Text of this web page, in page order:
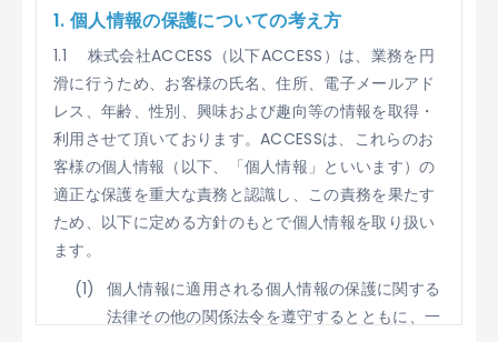
1. 個人情報の保護についての考え方
1.1 株式会社ACCESS（以下ACCESS）は、業務を円
滑に行うため、お客様の氏名、住所、電子メールアド
レス、年齢、性別、興味および趣向等の情報を取得・
利用させて頂いております。ACCESSは、これらのお
客様の個人情報（以下、「個人情報」といいます）の
適正な保護を重大な責務と認識し、この責務を果たす
ため、以下に定める方針のもとで個人情報を取り扱い
ます。
個人情報に適用される個人情報の保護に関する
法律その他の関係法令を遵守するとともに、一